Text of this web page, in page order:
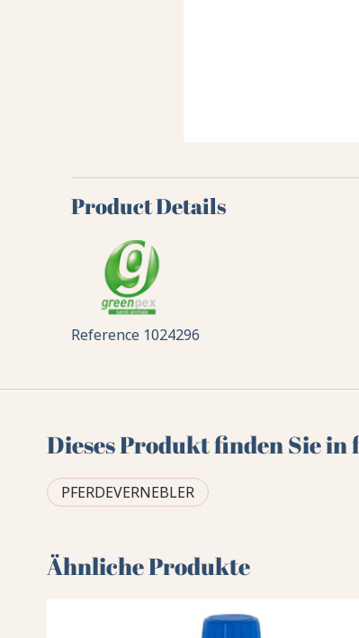
Product Details
Reference 1024296
Dieses Produkt finden Sie in
PFERDEVERNEBLER
Ähnliche Produkte